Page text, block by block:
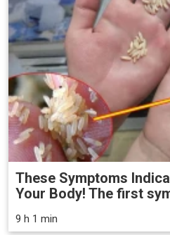
These Symptoms
Your Body! The first
9 h 1 min